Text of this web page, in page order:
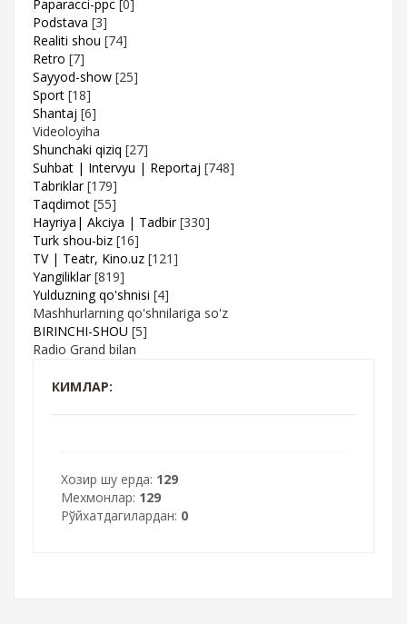
Paparacci-ppc [0]
Podstava [3]
Realiti shou [74]
Retro [7]
Sayyod-show [25]
Sport [18]
Shantaj [6]
Videoloyiha
Shunchaki qiziq [27]
Suhbat | Intervyu | Reportaj [748]
Tabriklar [179]
Taqdimot [55]
Hayriya| Akciya | Tadbir [330]
Turk shou-biz [16]
TV | Teatr, Kino.uz [121]
Yangiliklar [819]
Yulduzning qo'shnisi [4]
Mashhurlarning qo'shnilariga so'z
BIRINCHI-SHOU [5]
Radio Grand bilan
КИМЛАР:
Хозир шу ерда: 129
Мехмонлар: 129
Рўйхатдагилардан: 0